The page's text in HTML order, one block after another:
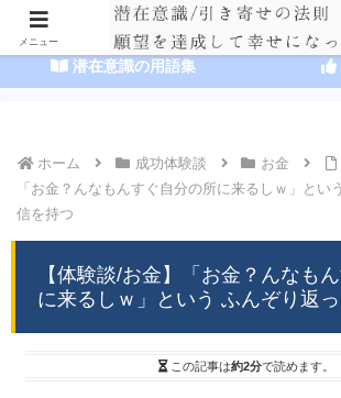
HOME 潜在
潜在意識の用語集
ホーム 成功体験談 お金
「お金？んなもんすぐ自分の所に来るしｗ」とい
信を持つ
【体験談/お金】「お金？んなも
に来るしｗ」という ふんぞり返
この記事は約2分で読めます。
メニュー